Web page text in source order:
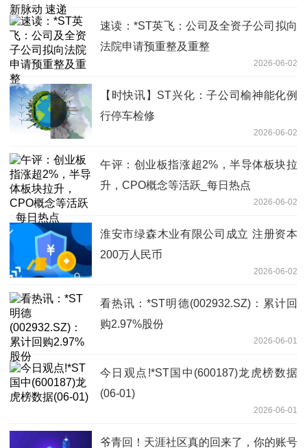
速读：*ST英飞：公司及全资子公司拟向
法院申请预重整及重整
2026-06-02
【时快讯】ST兴化：子公司榆神能化例
行停车检修
2026-06-02
午评：创业板指涨超2%，半导体板块拉
升，CPO概念等活跃_每日热点
2026-06-02
淮安市绿森木业有限公司成立 注册资本
200万人民币
2026-06-02
看热讯：*ST明德(002932.SZ)：累计回
购2.97%股份
2026-06-01
今日观点!*ST国中(600187)龙虎榜数据
(06-01)
2026-06-01
爷青回！天涯社区真的回来了，你的账号